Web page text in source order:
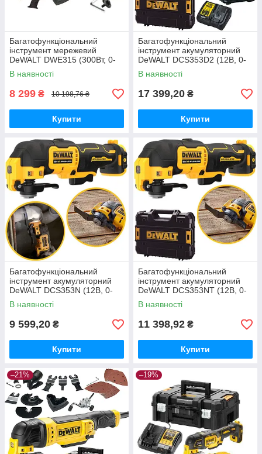
Багатофункціональний
інструмент мережевий
DeWALT DWE315 (300Вт, 0-
22000 кол./хв., 1.5кг)
В наявності
8 299 ₴ 10 198,76 ₴
Купити
Багатофункціональний
інструмент акумуляторний
DeWALT DCS353D2 (12В, 0-
18000 кол/хв, 0.84кг, ЗП +
АКБ 2Аг -2шт.)
В наявності
17 399,20 ₴
Купити
Багатофункціональний
інструмент акумуляторний
DeWALT DCS353N (12В, 0-
18000 кол/хв, 0.84кг)
В наявності
9 599,20 ₴
Купити
Багатофункціональний
інструмент акумуляторний
DeWALT DCS353NT (12В, 0-
18000 кол/хв, 0.84кг, валіза)
В наявності
11 398,92 ₴
Купити
–21% –19%